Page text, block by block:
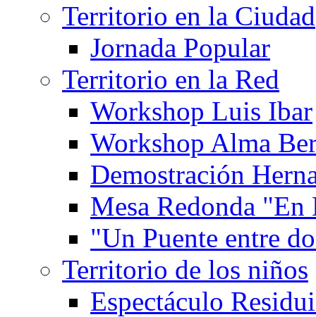
Territorio en la Ciudad
Jornada Popular
Territorio en la Red
Workshop Luis Ibar
Workshop Alma
Demostración
Mesa Redonda
"Un Puente entre
Territorio de los niños
Espectáculo